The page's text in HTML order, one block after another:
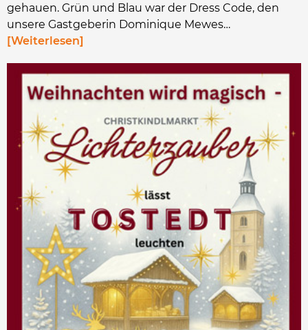
gehauen. Grün und Blau war der Dress Code, den
unsere Gastgeberin Dominique Mewes…
Weiterlesen